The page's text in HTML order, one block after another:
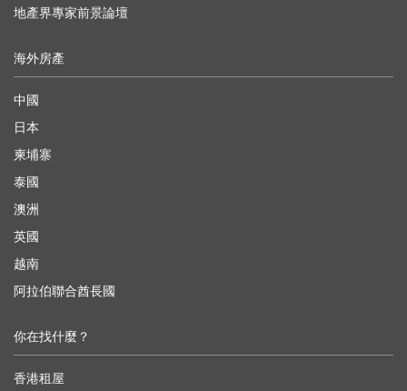
地產界專家前景論壇
海外房產
中國
日本
柬埔寨
泰國
澳洲
英國
越南
阿拉伯聯合酋長國
你在找什麼？
香港租屋